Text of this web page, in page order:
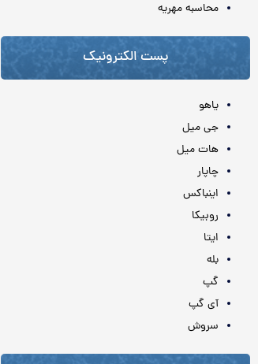
محاسبه مهريه
پست الکترونیک
یاهو
جی میل
هات میل
چاپار
اینباکس
روبیکا
ایتا
بله
گپ
آی گپ
سروش